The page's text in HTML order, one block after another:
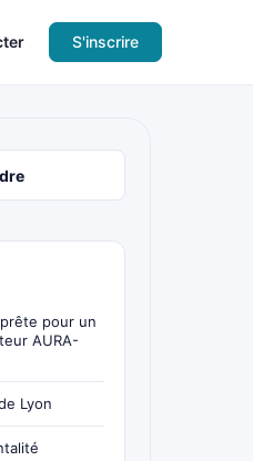
S'inscrire
pour un
AURA-
Lyon